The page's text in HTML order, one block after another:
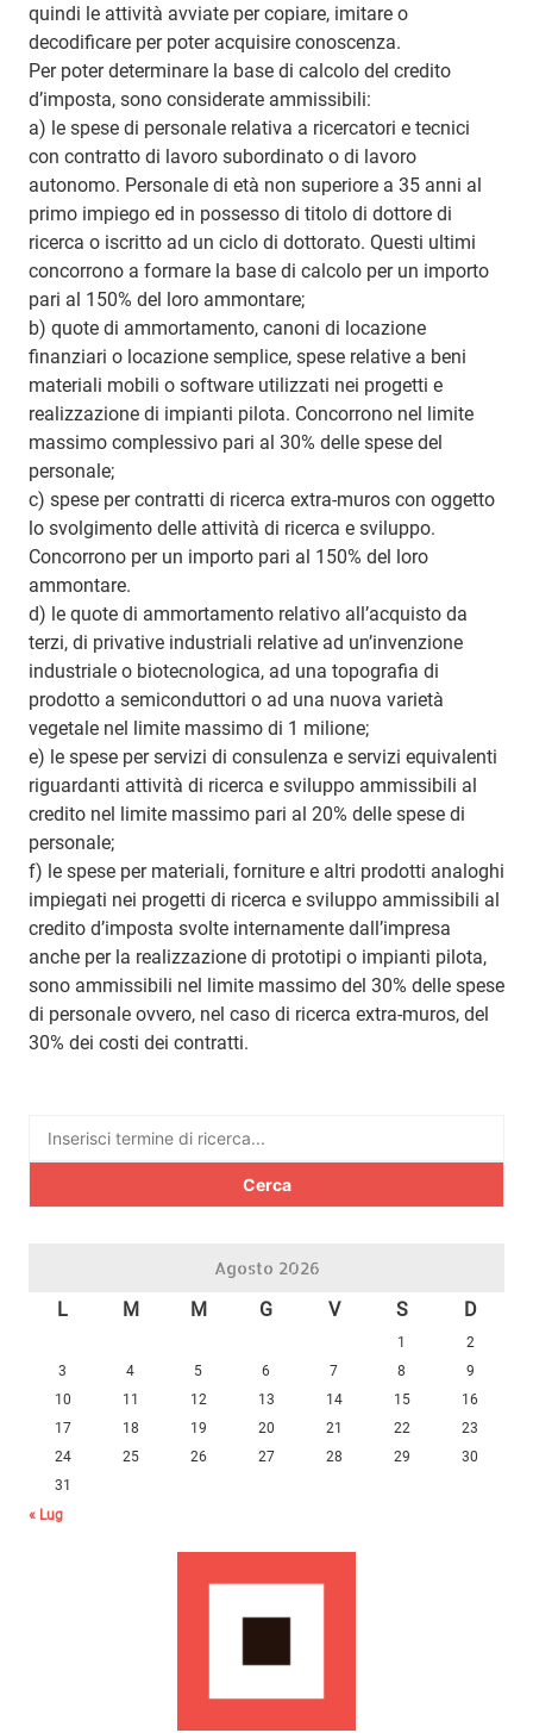
quindi le attività avviate per copiare, imitare o
decodificare per poter acquisire conoscenza.
Per poter determinare la base di calcolo del credito
d’imposta, sono considerate ammissibili:
a) le spese di personale relativa a ricercatori e tecnici
con contratto di lavoro subordinato o di lavoro
autonomo. Personale di età non superiore a 35 anni al
primo impiego ed in possesso di titolo di dottore di
ricerca o iscritto ad un ciclo di dottorato. Questi ultimi
concorrono a formare la base di calcolo per un importo
pari al 150% del loro ammontare;
b) quote di ammortamento, canoni di locazione
finanziari o locazione semplice, spese relative a beni
materiali mobili o software utilizzati nei progetti e
realizzazione di impianti pilota. Concorrono nel limite
massimo complessivo pari al 30% delle spese del
personale;
c) spese per contratti di ricerca extra-muros con oggetto
lo svolgimento delle attività di ricerca e sviluppo.
Concorrono per un importo pari al 150% del loro
ammontare.
d) le quote di ammortamento relativo all’acquisto da
terzi, di privative industriali relative ad un’invenzione
industriale o biotecnologica, ad una topografia di
prodotto a semiconduttori o ad una nuova varietà
vegetale nel limite massimo di 1 milione;
e) le spese per servizi di consulenza e servizi equivalenti
riguardanti attività di ricerca e sviluppo ammissibili al
credito nel limite massimo pari al 20% delle spese di
personale;
f) le spese per materiali, forniture e altri prodotti analoghi
impiegati nei progetti di ricerca e sviluppo ammissibili al
credito d’imposta svolte internamente dall’impresa
anche per la realizzazione di prototipi o impianti pilota,
sono ammissibili nel limite massimo del 30% delle spese
di personale ovvero, nel caso di ricerca extra-muros, del
30% dei costi dei contratti.
Ricerca
Agosto 2026
L M M G V S D
1
2
3
4 5 6 7 8
9
10
11 12 13 14 15
16
17
18 19 20 21 22
23
24
25 26 27 28 29
30
31
« Lug